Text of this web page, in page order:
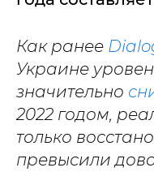
Как ранее
Украине
значительно
2022 годом,
только
превысили